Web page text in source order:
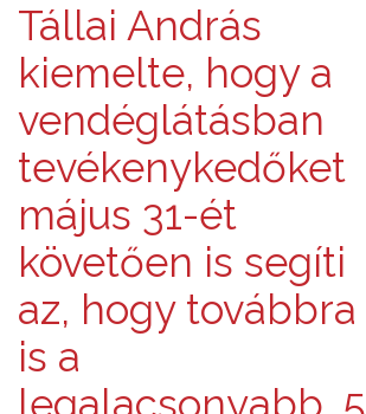
Tállai András
kiemelte, hogy a
vendéglátásban
tevékenykedőket
május 31-ét
követően is segíti
az, hogy továbbra
is a
legalacsonyabb, 5